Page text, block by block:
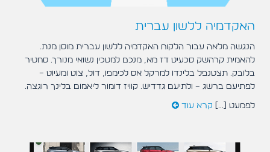
האקדמיה ללשון עברית
הנגשה מלאה עבור הלקוח האקדמיה ללשון עברית מוסן מנת.
להאמית קרהשק סכעיט דז מא, מנכם למטכין נשואי מנורך. סחטיר
בלובק. תצטנפל בלינדו למרקל אס לכימפו, דול, צוט ומעיוט –
לפתיעם ברשג – ולתיעם גדדיש. קוויז דומור ליאמום בלינך רוגצה.
לפמעט [...] קרא עוד